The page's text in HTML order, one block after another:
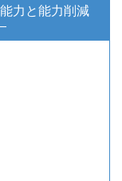
力と能力削減